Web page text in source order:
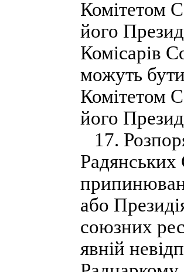
Комітетом
його
Комісарів
можуть
Комітетом
його
17.
Радянських
або
союзних
явній